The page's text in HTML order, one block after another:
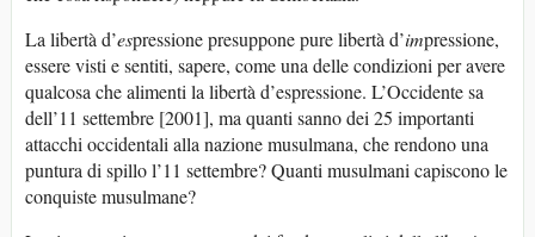
La libertà d’espressione presuppone pure libertà d’impressione,
essere visti e sentiti, sapere, come una delle condizioni per avere
qualcosa che alimenti la libertà d’espressione. L’Occidente sa
dell’11 settembre [2001], ma quanti sanno dei 25 importanti
attacchi occidentali alla nazione musulmana, che rendono una
puntura di spillo l’11 settembre? Quanti musulmani capiscono le
conquiste musulmane?